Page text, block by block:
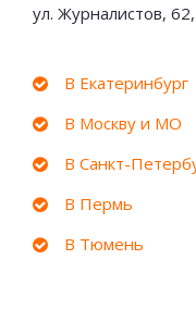
ул. Журналистов,
В Екатеринбург
В Москву и МО
В Санкт-
В Пермь
В Тюмень